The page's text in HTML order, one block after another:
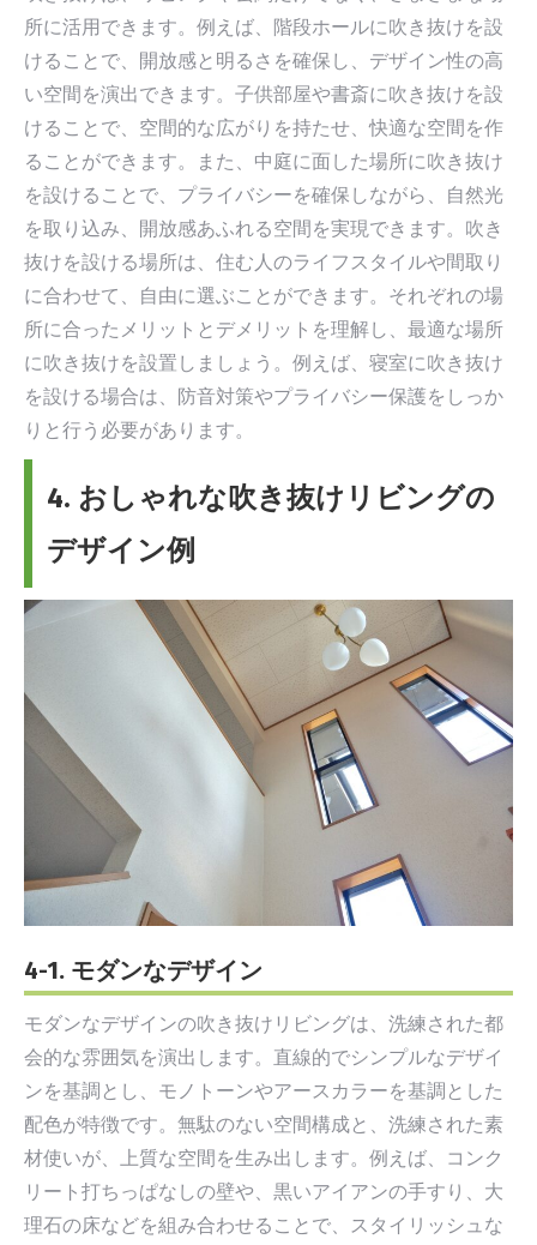
所に活用できます。例えば、階段ホールに吹き抜けを設
けることで、開放感と明るさを確保し、デザイン性の高
い空間を演出できます。子供部屋や書斎に吹き抜けを設
けることで、空間的な広がりを持たせ、快適な空間を作
ることができます。また、中庭に面した場所に吹き抜け
を設けることで、プライバシーを確保しながら、自然光
を取り込み、開放感あふれる空間を実現できます。吹き
抜けを設ける場所は、住む人のライフスタイルや間取り
に合わせて、自由に選ぶことができます。それぞれの場
所に合ったメリットとデメリットを理解し、最適な場所
に吹き抜けを設置しましょう。例えば、寝室に吹き抜け
を設ける場合は、防音対策やプライバシー保護をしっか
りと行う必要があります。
4. おしゃれな吹き抜けリビングの
デザイン例
4-1. モダンなデザイン
モダンなデザインの吹き抜けリビングは、洗練された都
会的な雰囲気を演出します。直線的でシンプルなデザイ
ンを基調とし、モノトーンやアースカラーを基調とした
配色が特徴です。無駄のない空間構成と、洗練された素
材使いが、上質な空間を生み出します。例えば、コンク
リート打ちっぱなしの壁や、黒いアイアンの手すり、大
理石の床などを組み合わせることで、スタイリッシュな